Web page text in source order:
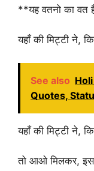
**यह वतनो का वत
यहाँ की मिट्टी ने,
See also
Quotes,
यहाँ की मिट्टी ने,
तो आओ मिलकर, इस